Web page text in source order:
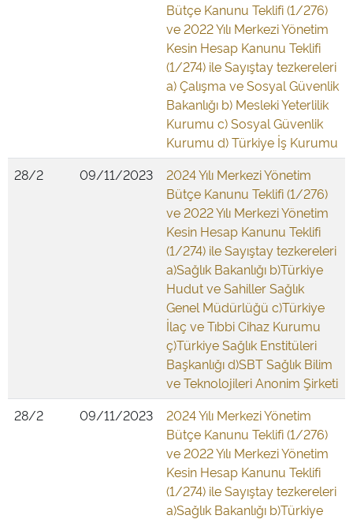
Bütçe Kanunu Teklifi (1/276)
ve 2022 Yılı Merkezi Yönetim
Kesin Hesap Kanunu Teklifi
(1/274) ile Sayıştay tezkereleri
a) Çalışma ve Sosyal Güvenlik
Bakanlığı b) Mesleki Yeterlilik
Kurumu c) Sosyal Güvenlik
Kurumu d) Türkiye İş Kurumu
28/2
09/11/2023
2024 Yılı Merkezi Yönetim
Bütçe Kanunu Teklifi (1/276)
ve 2022 Yılı Merkezi Yönetim
Kesin Hesap Kanunu Teklifi
(1/274) ile Sayıştay tezkereleri
a)Sağlık Bakanlığı b)Türkiye
Hudut ve Sahiller Sağlık
Genel Müdürlüğü c)Türkiye
İlaç ve Tıbbi Cihaz Kurumu
ç)Türkiye Sağlık Enstitüleri
Başkanlığı d)SBT Sağlık Bilim
ve Teknolojileri Anonim Şirketi
28/2
09/11/2023
2024 Yılı Merkezi Yönetim
Bütçe Kanunu Teklifi (1/276)
ve 2022 Yılı Merkezi Yönetim
Kesin Hesap Kanunu Teklifi
(1/274) ile Sayıştay tezkereleri
a)Sağlık Bakanlığı b)Türkiye